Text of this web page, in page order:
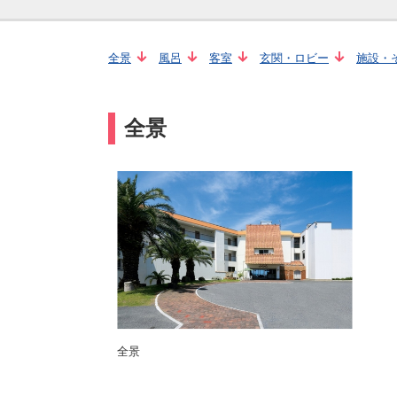
全景 風呂 客室 玄関・ロビー 施設・
全景
全景